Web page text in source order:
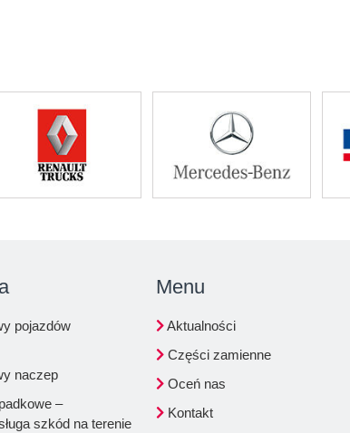
pojazdów
naczep
–
szkód na terenie
Menu
Aktualności
Części zamienne
Oceń nas
Kontakt